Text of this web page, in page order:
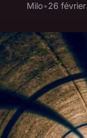
Milo•26